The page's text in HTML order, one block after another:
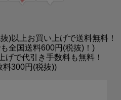
)以上お買い上げで送料無料！
全国送料600円(税抜)！)
げで代引き手数料も無料！
料300円(税抜))